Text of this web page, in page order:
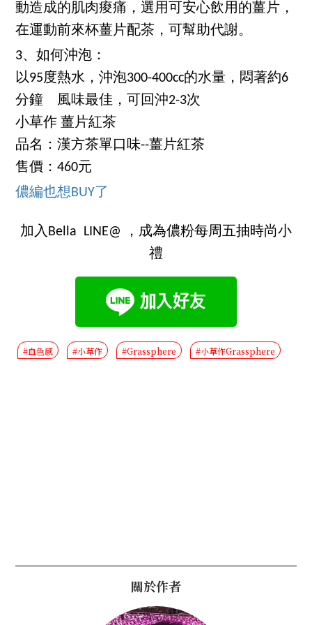
動造成的肌肉痠痛，選用可安心飲用的薑片，
在運動前來杯薑片配茶，可幫助代謝。
3、如何沖泡：
以95度熱水，沖泡300-400cc的水量，悶著約6
分鐘 風味最佳，可回沖2-3次
小草作 薑片紅茶
品名：漢方茶單口味--薑片紅茶
售價：460元
儂編也想BUY了
加入Bella LINE@ ，成為儂粉每周五抽時尚小
禮
#血色感 #小草作 #Grassphere #小草作Grassphere
關於作者